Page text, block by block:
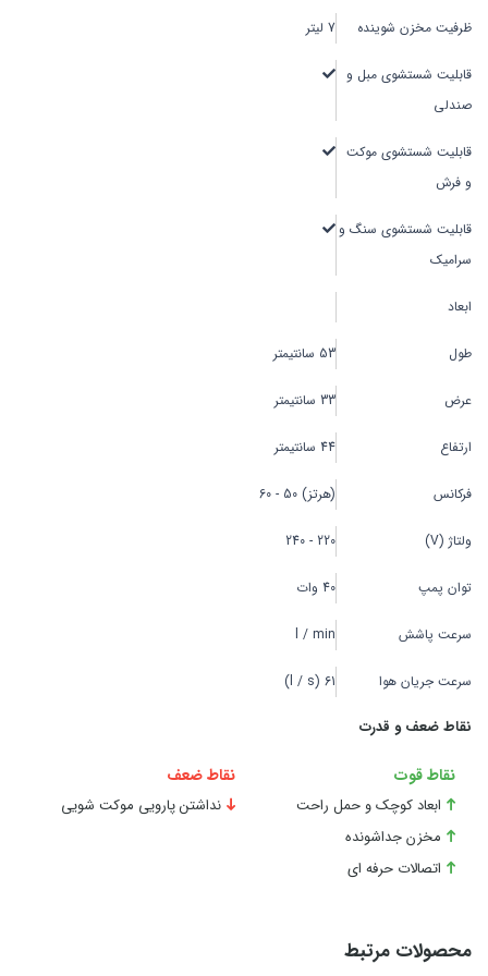
ظرفیت مخزن شوینده 7 لیتر
قابلیت شستشوی مبل و
صندلی
قابلیت شستشوی موکت
و فرش
قابلیت شستشوی سنگ و
سرامیک
ابعاد
طول 53 سانتیمتر
عرض 33 سانتیمتر
ارتفاع 44 سانتیمتر
فرکانس (هرتز) 50 - 60
ولتاژ (V) 220 - 240
توان پمپ 40 وات
سرعت پاشش l / min
سرعت جریان هوا l / s) 61)
نقاط ضعف و قدرت
نقاط قوت
ابعاد کوچک و حمل راحت
مخزن جداشونده
اتصالات حرفه ای
نقاط ضعف
نداشتن پارویی موکت شویی
محصولات مرتبط